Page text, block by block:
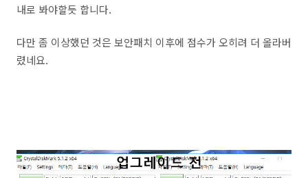
내로 봐야할듯 합니다.
다만 좀 이상했던 것은 보안패치 이후에 점수가 오히려 더 올라버
렸네요.